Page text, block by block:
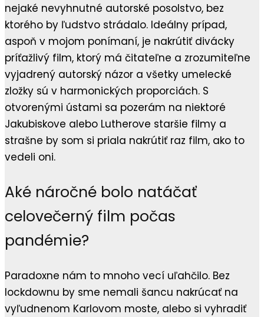
nejaké nevyhnutné autorské posolstvo, bez
ktorého by ľudstvo strádalo. Ideálny prípad,
aspoň v mojom ponímaní, je nakrútiť divácky
príťažlivý film, ktorý má čitateľne a zrozumiteľne
vyjadrený autorský názor a všetky umelecké
zložky sú v harmonických proporciách. S
otvorenými ústami sa pozerám na niektoré
Jakubiskove alebo Lutherove staršie filmy a
strašne by som si priala nakrútiť raz film, ako to
vedeli oni.
Aké náročné bolo natáčať
celovečerný film počas
pandémie?
Paradoxne nám to mnoho vecí uľahčilo. Bez
lockdownu by sme nemali šancu nakrúcať na
vyľudnenom Karlovom moste, alebo si vyhradiť